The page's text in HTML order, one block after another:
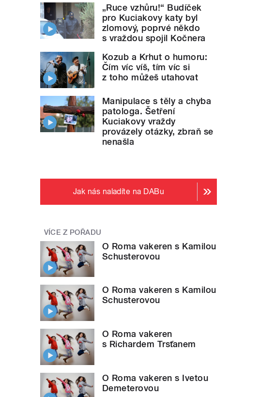
„Ruce vzhůru!“ Budíček
pro Kuciakovy katy byl
zlomový, poprvé někdo
s vraždou spojil Kočnera
Kozub a Krhut o humoru:
Čím víc víš, tím víc si
z toho můžeš utahovat
Manipulace s těly a chyba
patologa. Šetření
Kuciakovy vraždy
provázely otázky, zbraň se
nenašla
Jak nás naladíte na DABu
VÍCE Z POŘADU
O Roma vakeren s Kamilou
Schusterovou
O Roma vakeren s Kamilou
Schusterovou
O Roma vakeren
s Richardem Trsťanem
O Roma vakeren s Ivetou
Demeterovou